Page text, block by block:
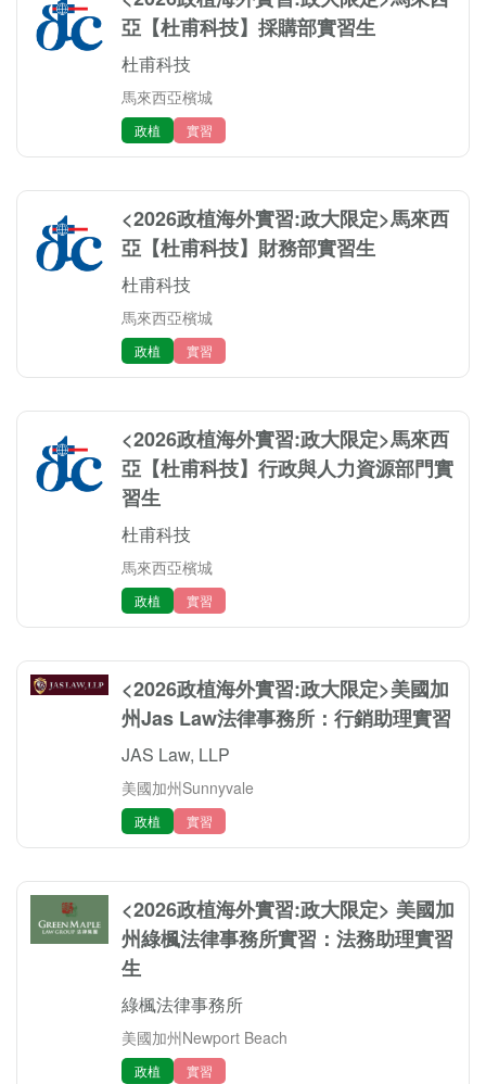
亞【杜甫科技】採購部實習生
杜甫科技
馬來西亞檳城
政植 實習
<2026政植海外實習:政大限定>馬來西
亞【杜甫科技】財務部實習生
杜甫科技
馬來西亞檳城
政植 實習
<2026政植海外實習:政大限定>馬來西
亞【杜甫科技】行政與人力資源部門實
習生
杜甫科技
馬來西亞檳城
政植 實習
<2026政植海外實習:政大限定>美國加
州Jas Law法律事務所：行銷助理實習
JAS Law, LLP
美國加州Sunnyvale
政植 實習
<2026政植海外實習:政大限定> 美國加
州綠楓法律事務所實習：法務助理實習
生
綠楓法律事務所
美國加州Newport Beach
政植 實習